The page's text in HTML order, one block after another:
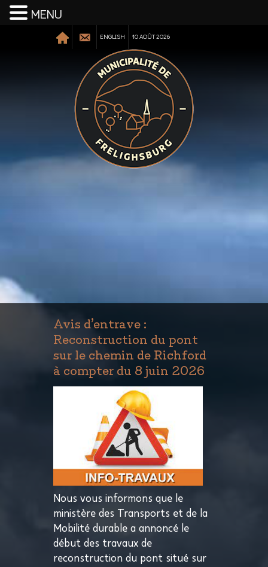
ENGLISH 10 AOÛT 2026
Avis d’entrave :
Reconstruction du pont
sur le chemin de Richford
à compter du 8 juin 2026
Nous vous informons que le
ministère des Transports et de la
Mobilité durable a annoncé le
début des travaux de
reconstruction du pont situé sur
MENU